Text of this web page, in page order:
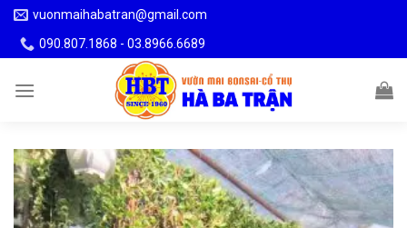
Skip
content
vuonmaihabatran@gmail.com
090.807.1868 - 03.8966.6689